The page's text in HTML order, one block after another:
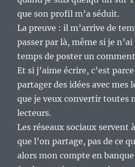
que son profil m’a séduit.
La preuve : il m’arrive de
passer par là, même si je
temps de poster un
Et si j’aime écrire, c’est
partager des idées avec mes
que je veux convertir toutes
lecteurs.
Les réseaux sociaux servent
que l’on partage, pas de ce
alors mon compte en